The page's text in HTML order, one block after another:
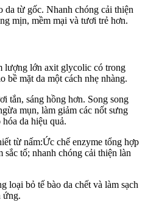
da từ gốc. Nhanh chóng cải thiện
mịn, mềm mại và tươi trẻ hơn.
lượng lớn axit glycolic có trong
bề mặt da một cách nhẹ nhàng.
tắn, sáng hồng hơn. Song song
mụn, làm giảm các nốt sưng
da hiệu quả.
từ nấm:Ức chế enzyme tổng hợp
tố; nhanh chóng cải thiện làn
loại bỏ tế bào da chết và làm sạch
ứng.